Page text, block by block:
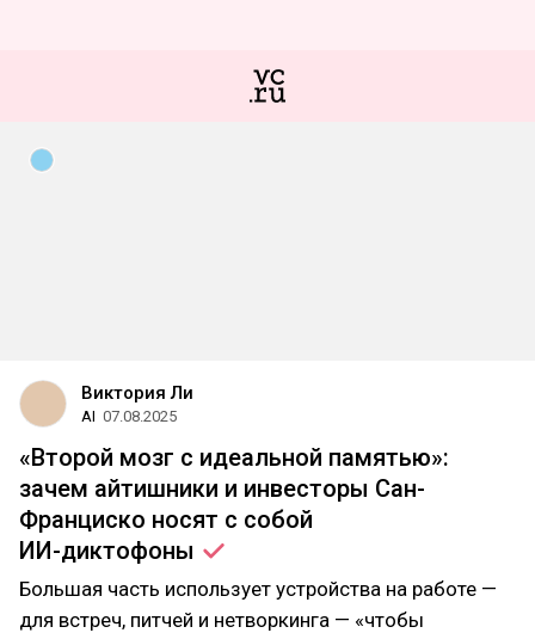
Виктория Ли
AI 07.08.2025
«Второй мозг с идеальной памятью»:
зачем айтишники и инвесторы Сан-
Франциско носят с собой
ИИ-диктофоны
Большая часть использует устройства на работе —
для встреч, питчей и нетворкинга — «чтобы